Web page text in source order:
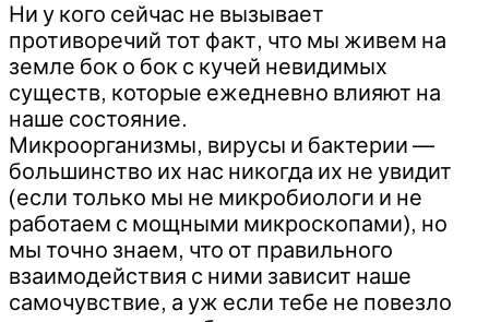
Ни у кого сейчас не вызывает
противоречий тот факт, что мы живем на
земле бок о бок с кучей невидимых
существ, которые ежедневно влияют на
наше состояние.
Микроорганизмы, вирусы и бактерии —
большинство их нас никогда их не увидит
(если только мы не микробиологи и не
работаем с мощными микроскопами), но
мы точно знаем, что от правильного
взаимодействия с ними зависит наше
самочувствие, а уж если тебе не повезло